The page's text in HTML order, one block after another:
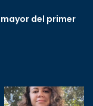
mayor del primer